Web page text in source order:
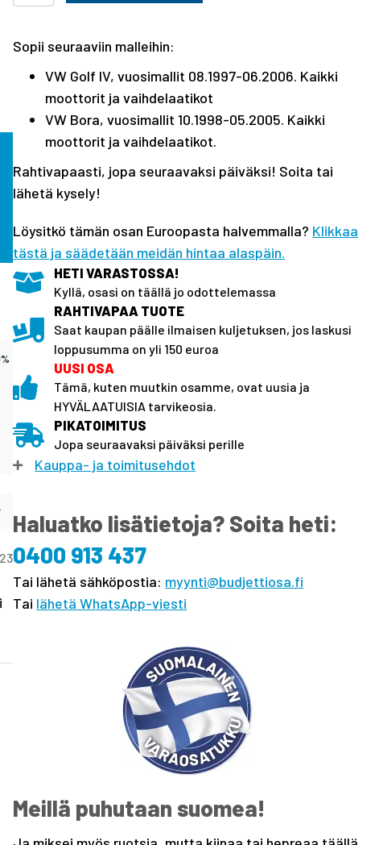
etupää
moottoripalkki
VW
Sopii seuraaviin malleihin:
VW Golf IV, vuosimallit 08.1997-06.2006. Kaikki
moottorit ja vaihdelaatikot
VW Bora, vuosimallit 10.1998-05.2005. Kaikki
moottorit ja vaihdelaatikot.
Rahtivapaasti, jopa seuraavaksi päiväksi! Soita tai
lähetä kysely!
Löysitkö tämän osan Euroopasta halvemmalla? Klikkaa
tästä ja säädetään meidän hintaa alaspäin.
HETI VARASTOSSA!
Kyllä, osasi on täällä jo odottelemassa
RAHTIVAPAA TUOTE
Saat kaupan päälle ilmaisen kuljetuksen, jos laskusi
loppusumma on yli 150 euroa
UUSI OSA
Tämä, kuten muutkin osamme, ovat uusia ja
HYVÄLAATUISIA tarvikeosia.
PIKATOIMITUS
Jopa seuraavaksi päiväksi perille
Kauppa- ja toimitusehdot
Haluatko lisätietoja? Soita heti:
0400 913 437
Tai lähetä sähköpostia: myynti@budjettiosa.fi
Tai lähetä WhatsApp-viesti
Meillä puhutaan suomea!